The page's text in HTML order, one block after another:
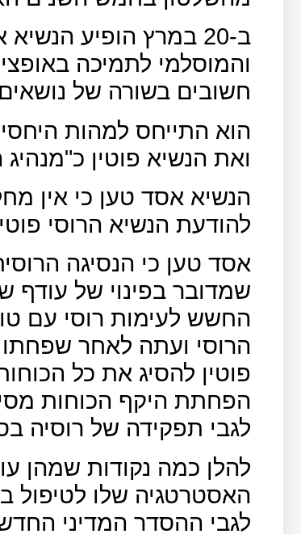
ב-20 במרץ הופיע
והמוסלמי לתמיכה
חשובים בשורה של
הוא התייחס למהות
ואת הנשיא פוטין
הנשיא אסד טען כי אין
להודעת הנשיא הרוסי
אסד טען כי הנסיגה
שמדובר בפינוי של עודף
החשש לעימות רוסי עם
הרוסי ועתה לאחר שפחתו
פוטין להסיג את כל
הפחתת היקף הכוחות
לגבי תפקידה של רוסיה
להלן כמה נקודות שמהן
האסטרטגיה שלו לטיפול
לגבי ההסדר המדיני